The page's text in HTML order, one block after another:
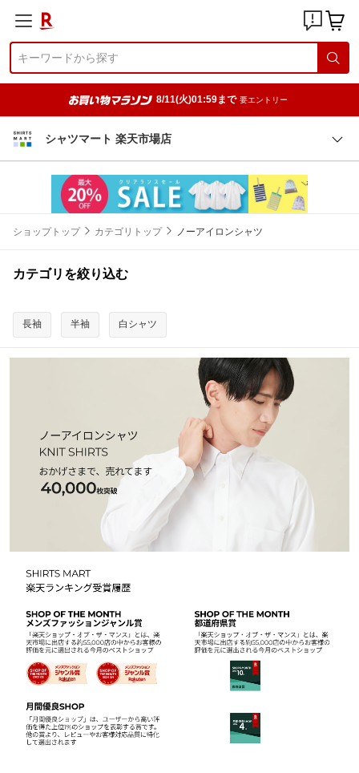
8/11(火)01:59まで 要エントリー
シャツマート 楽天市場店
ショップトップ カテゴリトップ ノーアイロンシャツ
カテゴリを絞り込む
長袖 半袖 白シャツ